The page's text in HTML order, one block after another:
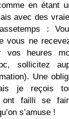
en étant
avec des
:
vous ne
vos heures
sollicitez
Une
je reçois
ont failli se
s’amuse !